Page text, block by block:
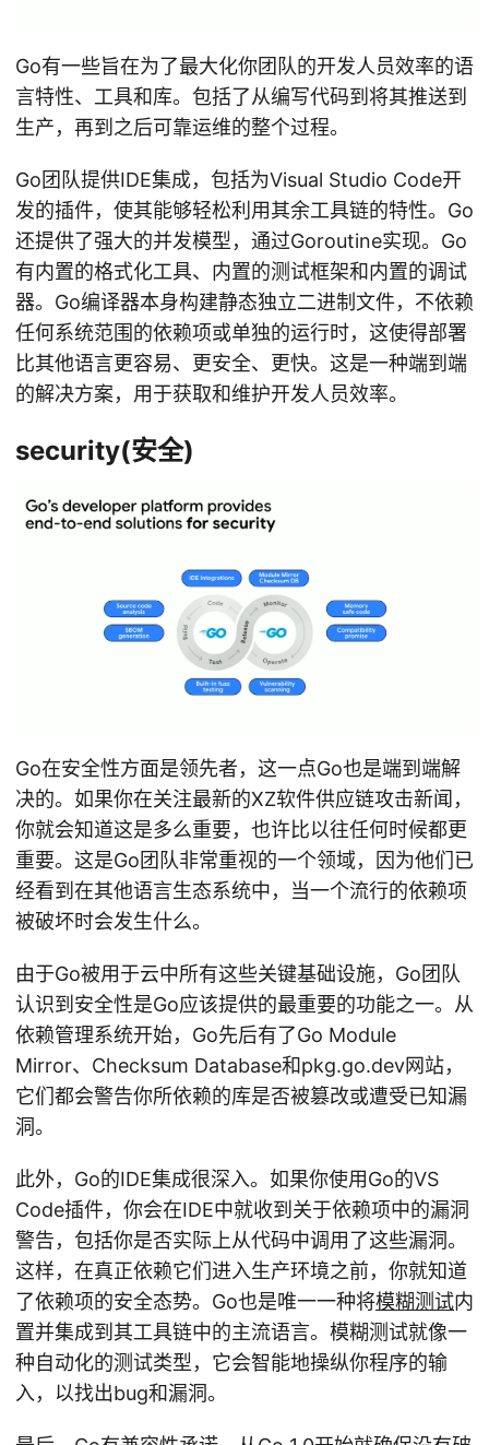
Go有一些旨在为了最大化你团队的开发人员效率的语
言特性、工具和库。包括了从编写代码到将其推送到
生产，再到之后可靠运维的整个过程。
Go团队提供IDE集成，包括为Visual Studio Code开
发的插件，使其能够轻松利用其余工具链的特性。Go
还提供了强大的并发模型，通过Goroutine实现。Go
有内置的格式化工具、内置的测试框架和内置的调试
器。Go编译器本身构建静态独立二进制文件，不依赖
任何系统范围的依赖项或单独的运行时，这使得部署
比其他语言更容易、更安全、更快。这是一种端到端
的解决方案，用于获取和维护开发人员效率。
security(安全)
Go在安全性方面是领先者，这一点Go也是端到端解
决的。如果你在关注最新的XZ软件供应链攻击新闻，
你就会知道这是多么重要，也许比以往任何时候都更
重要。这是Go团队非常重视的一个领域，因为他们已
经看到在其他语言生态系统中，当一个流行的依赖项
被破坏时会发生什么。
由于Go被用于云中所有这些关键基础设施，Go团队
认识到安全性是Go应该提供的最重要的功能之一。从
依赖管理系统开始，Go先后有了Go Module
Mirror、Checksum Database和pkg.go.dev网站，
它们都会警告你所依赖的库是否被篡改或遭受已知漏
洞。
此外，Go的IDE集成很深入。如果你使用Go的VS
Code插件，你会在IDE中就收到关于依赖项中的漏洞
警告，包括你是否实际上从代码中调用了这些漏洞。
这样，在真正依赖它们进入生产环境之前，你就知道
了依赖项的安全态势。Go也是唯一一种将模糊测试内
置并集成到其工具链中的主流语言。模糊测试就像一
种自动化的测试类型，它会智能地操纵你程序的输
入，以找出bug和漏洞。